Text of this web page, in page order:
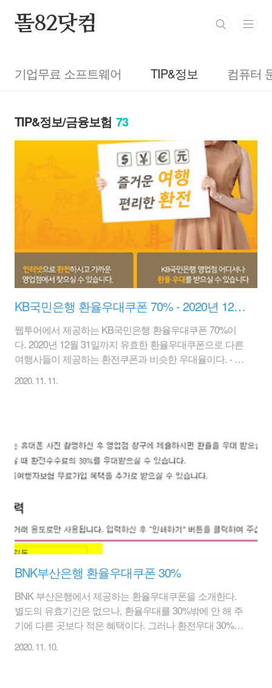
똘82닷컴
기업무료 소프트웨어 TIP&정보 컴퓨터
TIP&정보/금융보험 73
KB국민은행 환율우대쿠폰 70% - 2020년 12월 31일까지
웹투어에서 제공하는 KB국민은행 환율우대쿠폰 70%이
다. 2020년 12월 31일까지 유효한 환율우대쿠폰으로 다른
여행사들이 제공하는 환전쿠폰과 비슷한 우대율이다. - 대
인 거주자인 개인, 국내법인 (개인사업자 포함) - 대상거래
서울역환전센터 제외)에서 사용가능하며, 다른 환율우대
서비스 중복 우대 불가능합니다. 원화를 달러로 재환전시
에도 사용할 수 있으니 참고를 하자. 요즘은 하루하루마다
를 사고, 나중에..
2020. 11. 11.
BNK부산은행 환율우대쿠폰 30%
BNK 부산은행에서 제공하는 환율우대쿠폰을 소개한다.
별도의 유효기간은 없으나, 환율우대를 30%밖에 안 해 주
기에 다른 곳보다 적은 혜택이다. 그러나 환전우대 30%라
가면 환율우대쿠폰을 다운 받을 수 있는 페이지가 나온다.
2020. 11. 10.